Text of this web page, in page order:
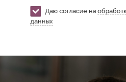
Даю согласие на
данных